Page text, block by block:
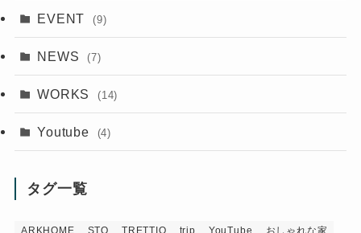
EVENT (9)
NEWS (7)
WORKS (14)
Youtube (4)
タグ一覧